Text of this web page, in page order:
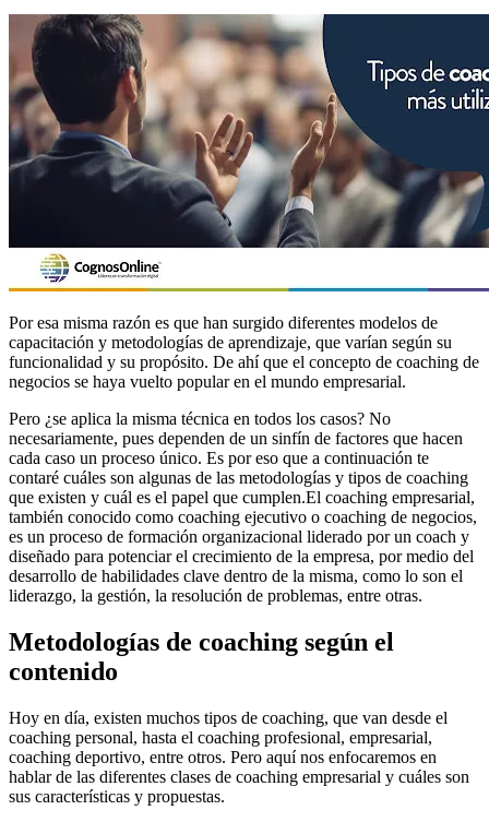
Por esa misma razón es que han surgido diferentes modelos de
capacitación y metodologías de aprendizaje, que varían según su
funcionalidad y su propósito. De ahí que el concepto de coaching de
negocios se haya vuelto popular en el mundo empresarial.
Pero ¿se aplica la misma técnica en todos los casos? No
necesariamente, pues dependen de un sinfín de factores que hacen
cada caso un proceso único. Es por eso que a continuación te
contaré cuáles son algunas de las metodologías y tipos de coaching
que existen y cuál es el papel que cumplen.El coaching empresarial,
también conocido como coaching ejecutivo o coaching de negocios,
es un proceso de formación organizacional liderado por un coach y
diseñado para potenciar el crecimiento de la empresa, por medio del
desarrollo de habilidades clave dentro de la misma, como lo son el
liderazgo, la gestión, la resolución de problemas, entre otras.
Metodologías de coaching según el
contenido
Hoy en día, existen muchos tipos de coaching, que van desde el
coaching personal, hasta el coaching profesional, empresarial,
coaching deportivo, entre otros. Pero aquí nos enfocaremos en
hablar de las diferentes clases de coaching empresarial y cuáles son
sus características y propuestas.